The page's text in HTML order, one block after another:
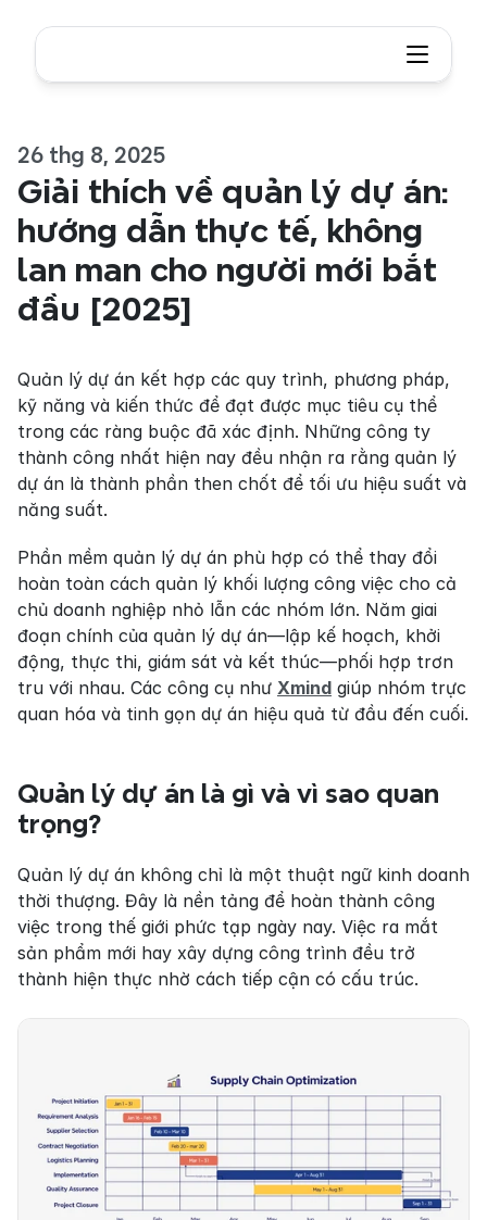
26 thg 8, 2025
Giải thích về quản lý dự án:
hướng dẫn thực tế, không
lan man cho người mới bắt
đầu [2025]
Quản lý dự án kết hợp các quy trình, phương pháp,
kỹ năng và kiến thức để đạt được mục tiêu cụ thể
trong các ràng buộc đã xác định. Những công ty
thành công nhất hiện nay đều nhận ra rằng quản lý
dự án là thành phần then chốt để tối ưu hiệu suất và
năng suất.
Phần mềm quản lý dự án phù hợp có thể thay đổi
hoàn toàn cách quản lý khối lượng công việc cho cả
chủ doanh nghiệp nhỏ lẫn các nhóm lớn. Năm giai
đoạn chính của quản lý dự án—lập kế hoạch, khởi
động, thực thi, giám sát và kết thúc—phối hợp trơn
tru với nhau. Các công cụ như Xmind giúp nhóm trực
quan hóa và tinh gọn dự án hiệu quả từ đầu đến cuối.
Quản lý dự án là gì và vì sao quan
trọng?
Quản lý dự án không chỉ là một thuật ngữ kinh doanh
thời thượng. Đây là nền tảng để hoàn thành công
việc trong thế giới phức tạp ngày nay. Việc ra mắt
sản phẩm mới hay xây dựng công trình đều trở
thành hiện thực nhờ cách tiếp cận có cấu trúc.